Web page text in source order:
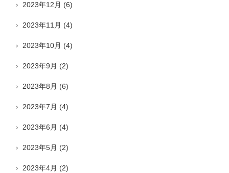
2023年12月 (6)
2023年11月 (4)
2023年10月 (4)
2023年9月 (2)
2023年8月 (6)
2023年7月 (4)
2023年6月 (4)
2023年5月 (2)
2023年4月 (2)